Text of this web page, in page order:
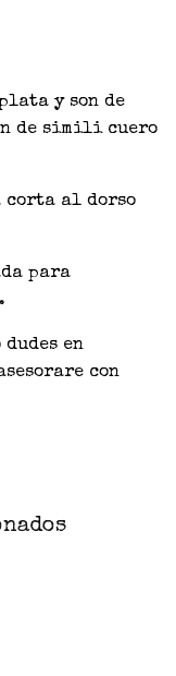
y son de
de simili cuero
corta al dorso
para
en
con